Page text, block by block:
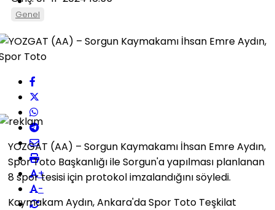
Genel
+
-
YOZGAT (AA) – Sorgun Kaymakamı İhsan Emre Aydın,
Spor Toto Başkanlığı ile Sorgun'a yapılması planlanan
8 spor tesisi için protokol imzalandığını söyledi.
Kaymakam Aydın, Ankara'da Spor Toto Teşkilat